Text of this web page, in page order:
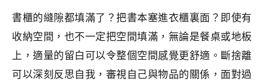
書櫃的縫隙都填滿了？把書本塞進衣櫃裏面？即使有
收納空間，也不一定把空間填滿，無論是餐桌或地板
上，適量的留白可以令整個空間感覺更舒適。斷捨離
可以深刻反思自我，審視自己與物品的關係，面對過